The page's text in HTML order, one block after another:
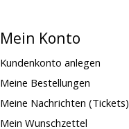
Mein Konto
Kundenkonto anlegen
Meine Bestellungen
Meine Nachrichten (Tickets)
Mein Wunschzettel